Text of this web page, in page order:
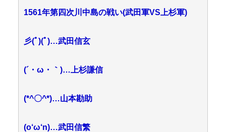
1561年第四次川中島の戦い(武田軍VS上杉軍)
彡(ﾟ)(ﾟ)…武田信玄
(´・ω・｀)…上杉謙信
(*^〇^*)…山本勘助
(o‘ω‘n)…武田信繁